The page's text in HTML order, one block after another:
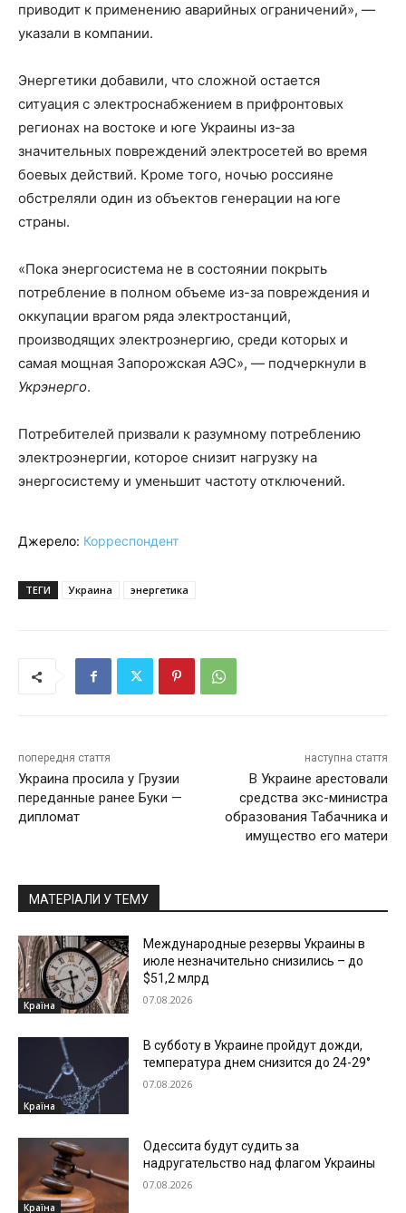
приводит к применению аварийных ограничений», —
указали в компании.
Энергетики добавили, что сложной остается
ситуация с электроснабжением в прифронтовых
регионах на востоке и юге Украины из-за
значительных повреждений электросетей во время
боевых действий. Кроме того, ночью россияне
обстреляли один из объектов генерации на юге
страны.
«Пока энергосистема не в состоянии покрыть
потребление в полном объеме из-за повреждения и
оккупации врагом ряда электростанций,
производящих электроэнергию, среди которых и
самая мощная Запорожская АЭС», — подчеркнули в
Укрэнерго.
Потребителей призвали к разумному потреблению
электроэнергии, которое снизит нагрузку на
энергосистему и уменьшит частоту отключений.
Джерело: Корреспондент
ТЕГИ Украина энергетика
попередня стаття
Украина просила у Грузии
переданные ранее Буки —
дипломат
наступна стаття
В Украине арестовали
средства экс-министра
образования Табачника и
имущество его матери
МАТЕРІАЛИ У ТЕМУ
Країна
Международные резервы Украины в
июле незначительно снизились – до
$51,2 млрд
07.08.2026
Країна
В субботу в Украине пройдут дожди,
температура днем снизится до 24-29°
07.08.2026
Країна
Одессита будут судить за
надругательство над флагом Украины
07.08.2026